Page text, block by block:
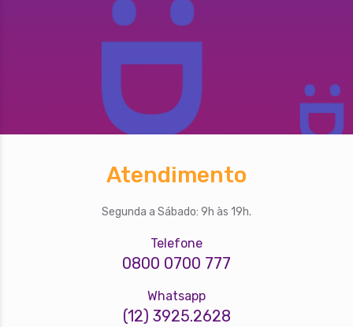
Atendimento
Segunda a Sábado: 9h às 19h.
Telefone
0800 0700 777
Whatsapp
(12) 3925.2628